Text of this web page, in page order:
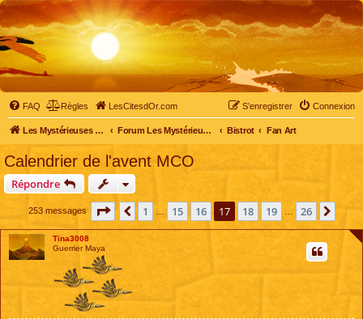
FAQ Règles LesCitesdOr.com Connexion
S’enregistrer
Les Mystérieuses Cités d'Or - LesCitesdOr.com Forum Les Mystérieuses Cités d'Or Bistrot Fan Art
Calendrier de l'avent MCO
Répondre
253 messages Page 17 sur 26
Précédente
1 15 16 17 18 19 26
Tina3008
Guerrier Maya